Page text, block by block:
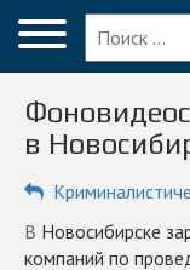
Главная
Вопрос эксперту
Компании
в
в Новосибирске зарегистрированы 12 экспертных
компаний по